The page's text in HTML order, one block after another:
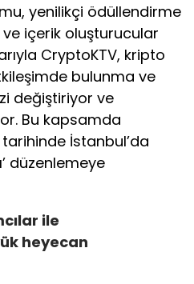
yenilikçi ödüllendirme
içerik oluşturucular
CryptoKTV, kripto
bulunma ve
değiştiriyor ve
Bu kapsamda
İstanbul’da
düzenlemeye
ile
heyecan